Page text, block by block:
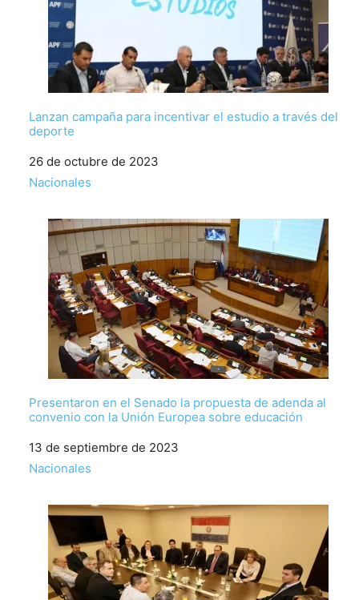
Lanzan campaña para incentivar el estudio a través del
deporte
Fecha
26 de octubre de 2023
Respecto a
Nacionales
Presentaron en el Senado la propuesta de adenda al
convenio con la Unión Europea sobre educación
Fecha
13 de septiembre de 2023
Respecto a
Nacionales